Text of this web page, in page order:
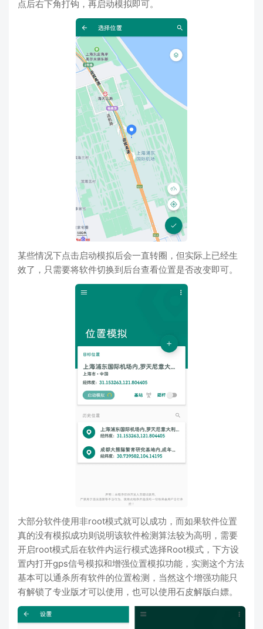
点后右下角打钩，再启动模拟即可。
某些情况下点击启动模拟后会一直转圈，但实际上已经生
效了，只需要将软件切换到后台查看位置是否改变即可。
大部分软件使用非root模式就可以成功，而如果软件位置
真的没有模拟成功则说明该软件检测算法较为高明，需要
开启root模式后在软件内运行模式选择Root模式，下方设
置内打开gps信号模拟和增强位置模拟功能，实测这个方法
基本可以通杀所有软件的位置检测，当然这个增强功能只
有解锁了专业版才可以使用，也可以使用石皮解版白嫖。